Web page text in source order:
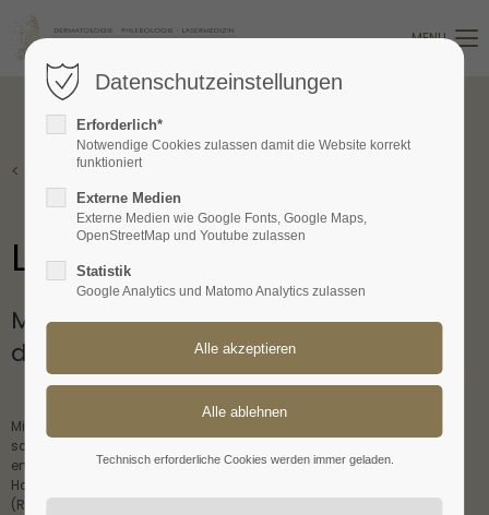
Login
Benutzername
Passwort
Lorem ipsum dolor sit amet:
MENU
< Zurück
Laserhaarentfernung
Mit modernster Lasertechnologie zu
dauerhaft glatter Haut.
Mittels moderner Laserverfahren ist es heute möglich schnell,
schmerzfrei und dauerhaft Haare an unerwünschten Arealen zu
entfernen. Häufig besteht auch der Wunsch seitens des Patienten
Haare an Stellen zu entfernen, die sich regelhaft entzünden
(Rezidivierende Follikulitis).
Datenschutzeinstellungen
Erforderlich*
Notwendige Cookies zulassen damit die Website korrekt
funktioniert
Externe Medien
Externe Medien wie Google Fonts, Google Maps,
OpenStreetMap und Youtube zulassen
Statistik
Google Analytics und Matomo Analytics zulassen
Technisch erforderliche Cookies werden immer geladen.